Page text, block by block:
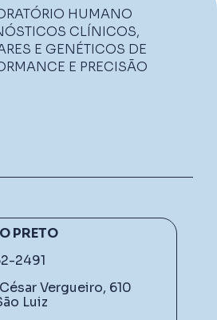
HUMANO
CLÍNICOS,
E GENÉTICOS DE
E PRECISÃO
PRETO
2491
Vergueiro, 610
Luiz